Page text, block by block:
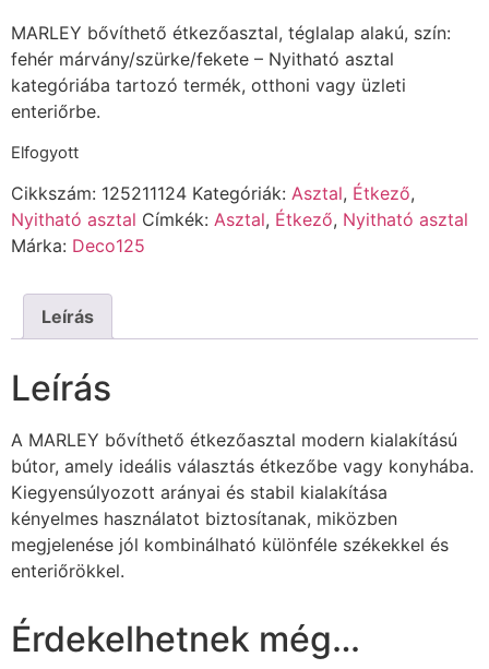
MARLEY bővíthető étkezőasztal, téglalap alakú, szín:
fehér márvány/szürke/fekete – Nyitható asztal
kategóriába tartozó termék, otthoni vagy üzleti
enteriőrbe.
Elfogyott
Cikkszám: 125211124 Kategóriák: Asztal, Étkező,
Nyitható asztal Címkék: Asztal, Étkező, Nyitható asztal
Márka: Deco125
Leírás
Leírás
A MARLEY bővíthető étkezőasztal modern kialakítású
bútor, amely ideális választás étkezőbe vagy konyhába.
Kiegyensúlyozott arányai és stabil kialakítása
kényelmes használatot biztosítanak, miközben
megjelenése jól kombinálható különféle székekkel és
enteriőrökkel.
Érdekelhetnek még…